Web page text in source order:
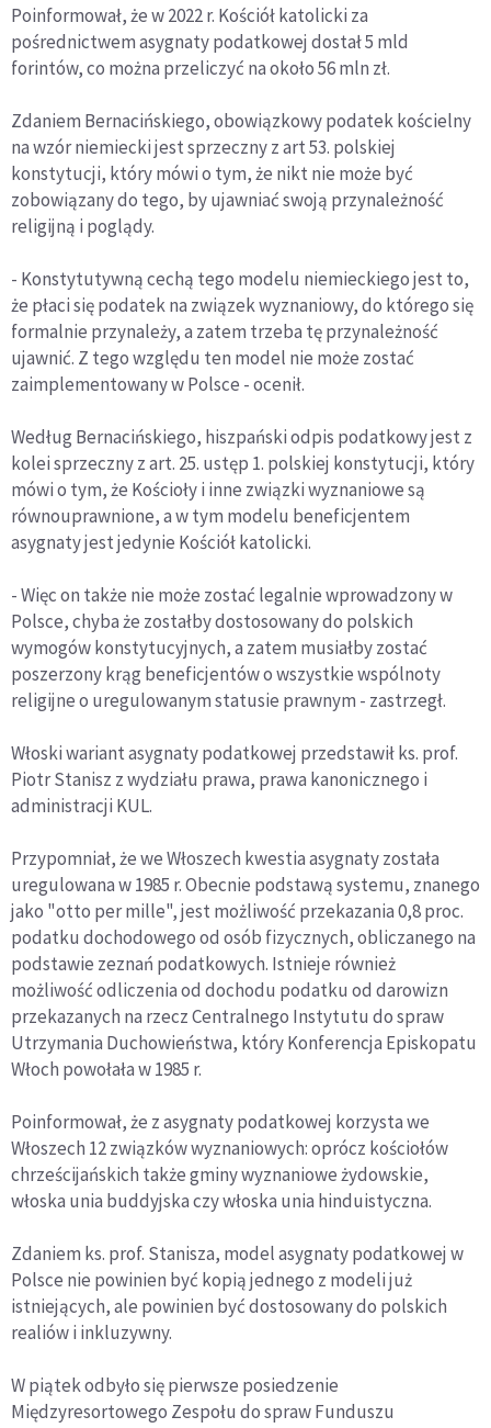
Poinformował, że w 2022 r. Kościół katolicki za
pośrednictwem asygnaty podatkowej dostał 5 mld
forintów, co można przeliczyć na około 56 mln zł.
Zdaniem Bernacińskiego, obowiązkowy podatek kościelny
na wzór niemiecki jest sprzeczny z art 53. polskiej
konstytucji, który mówi o tym, że nikt nie może być
zobowiązany do tego, by ujawniać swoją przynależność
religijną i poglądy.
- Konstytutywną cechą tego modelu niemieckiego jest to,
że płaci się podatek na związek wyznaniowy, do którego się
formalnie przynależy, a zatem trzeba tę przynależność
ujawnić. Z tego względu ten model nie może zostać
zaimplementowany w Polsce - ocenił.
Według Bernacińskiego, hiszpański odpis podatkowy jest z
kolei sprzeczny z art. 25. ustęp 1. polskiej konstytucji, który
mówi o tym, że Kościoły i inne związki wyznaniowe są
równouprawnione, a w tym modelu beneficjentem
asygnaty jest jedynie Kościół katolicki.
- Więc on także nie może zostać legalnie wprowadzony w
Polsce, chyba że zostałby dostosowany do polskich
wymogów konstytucyjnych, a zatem musiałby zostać
poszerzony krąg beneficjentów o wszystkie wspólnoty
religijne o uregulowanym statusie prawnym - zastrzegł.
Włoski wariant asygnaty podatkowej przedstawił ks. prof.
Piotr Stanisz z wydziału prawa, prawa kanonicznego i
administracji KUL.
Przypomniał, że we Włoszech kwestia asygnaty została
uregulowana w 1985 r. Obecnie podstawą systemu, znanego
jako "otto per mille", jest możliwość przekazania 0,8 proc.
podatku dochodowego od osób fizycznych, obliczanego na
podstawie zeznań podatkowych. Istnieje również
możliwość odliczenia od dochodu podatku od darowizn
przekazanych na rzecz Centralnego Instytutu do spraw
Utrzymania Duchowieństwa, który Konferencja Episkopatu
Włoch powołała w 1985 r.
Poinformował, że z asygnaty podatkowej korzysta we
Włoszech 12 związków wyznaniowych: oprócz kościołów
chrześcijańskich także gminy wyznaniowe żydowskie,
włoska unia buddyjska czy włoska unia hinduistyczna.
Zdaniem ks. prof. Stanisza, model asygnaty podatkowej w
Polsce nie powinien być kopią jednego z modeli już
istniejących, ale powinien być dostosowany do polskich
realiów i inkluzywny.
W piątek odbyło się pierwsze posiedzenie
Międzyresortowego Zespołu do spraw Funduszu